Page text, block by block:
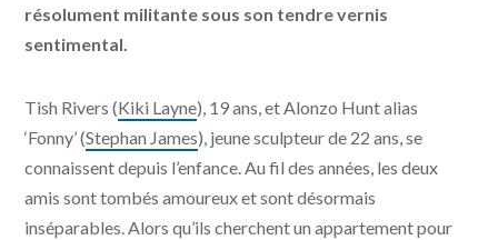
résolument militante sous son tendre vernis
sentimental.
Tish Rivers (Kiki Layne), 19 ans, et Alonzo Hunt alias
‘Fonny’ (Stephan James), jeune sculpteur de 22 ans, se
connaissent depuis l’enfance. Au fil des années, les deux
amis sont tombés amoureux et sont désormais
inséparables. Alors qu’ils cherchent un appartement pour